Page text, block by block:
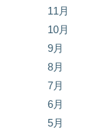
11月
10月
9月
8月
7月
6月
5月